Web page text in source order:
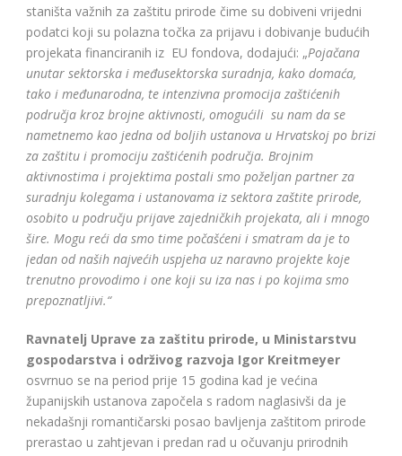
staništa važnih za zaštitu prirode čime su dobiveni vrijedni
podatci koji su polazna točka za prijavu i dobivanje budućih
projekata financiranih iz EU fondova, dodajući: „Pojačana
unutar sektorska i međusektorska suradnja, kako domaća,
tako i međunarodna, te intenzivna promocija zaštićenih
područja kroz brojne aktivnosti, omogućili su nam da se
nametnemo kao jedna od boljih ustanova u Hrvatskoj po brizi
za zaštitu i promociju zaštićenih područja. Brojnim
aktivnostima i projektima postali smo poželjan partner za
suradnju kolegama i ustanovama iz sektora zaštite prirode,
osobito u području prijave zajedničkih projekata, ali i mnogo
šire. Mogu reći da smo time počašćeni i smatram da je to
jedan od naših najvećih uspjeha uz naravno projekte koje
trenutno provodimo i one koji su iza nas i po kojima smo
prepoznatljivi.“
Ravnatelj Uprave za zaštitu prirode, u Ministarstvu
gospodarstva i održivog razvoja Igor Kreitmeyer
osvrnuo se na period prije 15 godina kad je većina
županijskih ustanova započela s radom naglasivši da je
nekadašnji romantičarski posao bavljenja zaštitom prirode
prerastao u zahtjevan i predan rad u očuvanju prirodnih